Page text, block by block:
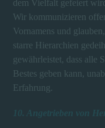
dem Vielfalt gefeiert
Wir kommunizieren
Vornamens und
starre Hierarchien
gewährleistet, dass alle
Bestes geben kann,
Erfahrung.